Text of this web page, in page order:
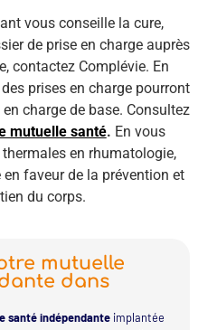
vous conseille la cure,
de prise en charge auprès
contactez Complévie. En
prises en charge pourront
charge de base. Consultez
mutuelle santé. En vous
en rhumatologie,
faveur de la prévention et
du corps.
mutuelle
dans
santé indépendante implantée